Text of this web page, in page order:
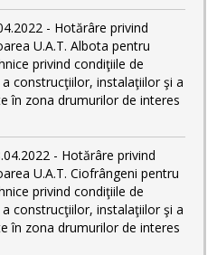
- Hotărâre privind
U.A.T. Albota pentru
privind condiţiile de
construcţiilor, instalaţiilor şi a
în zona drumurilor de interes
- Hotărâre privind
U.A.T. Ciofrângeni pentru
privind condiţiile de
construcţiilor, instalaţiilor şi a
în zona drumurilor de interes